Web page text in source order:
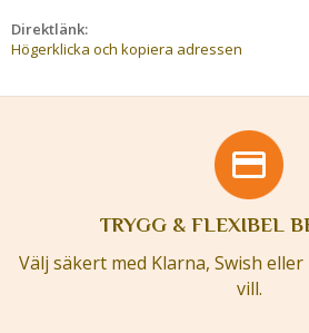
Direktlänk:
Högerklicka och kopiera adressen
TRYGG & FLEXIBEL
Välj säkert med Klarna, Swish
vill.